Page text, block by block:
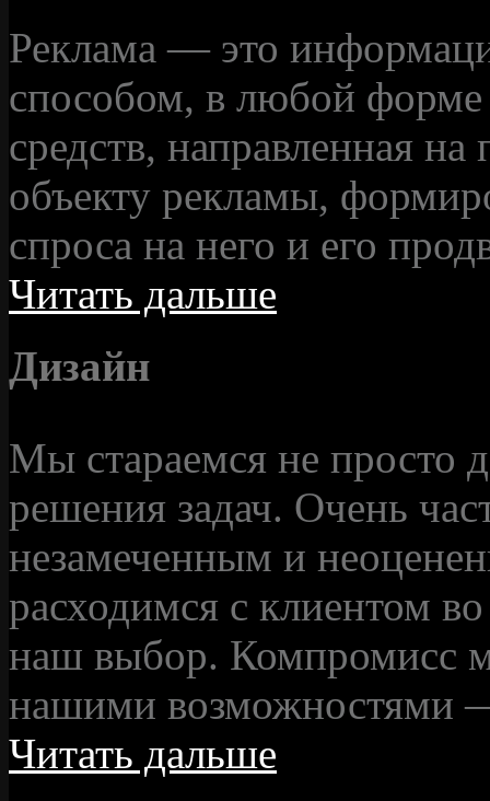
Реклама — это
способом, в любой
средств, направленная
объекту рекламы,
спроса на него и его
Читать дальше
Дизайн
Мы стараемся не просто
решения задач. Очень
незамеченным и
расходимся с клиентом
наш выбор. Компромисс
нашими возможностями
Читать дальше